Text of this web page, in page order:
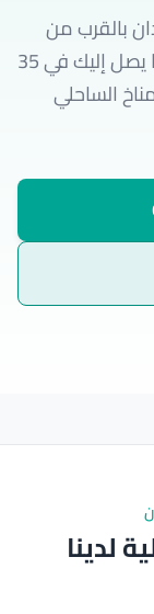
بالقرب من
شاطئ مسيلة والمنطقة الساحلية. فريقنا يصل إليك في 35
الساحلي
لدينا